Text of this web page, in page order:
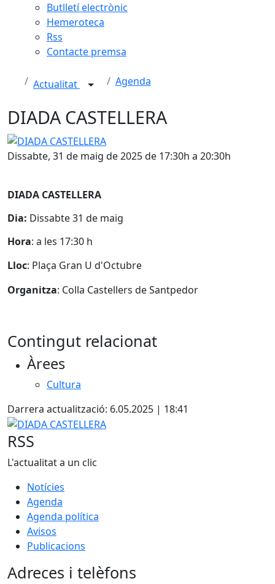
Butlletí electrònic
Hemeroteca
Rss
Contacte premsa
Actualitat Agenda
DIADA CASTELLERA
DIADA CASTELLERA
Dissabte, 31 de maig de 2025 de 17:30h a 20:30h
DIADA CASTELLERA
Dia: Dissabte 31 de maig
Hora: a les 17:30 h
Lloc: Plaça Gran U d'Octubre
Organitza: Colla Castellers de Santpedor
Contingut relacionat
Àrees
Cultura
Darrera actualització: 6.05.2025 | 18:41
DIADA CASTELLERA
RSS
L'actualitat a un clic
Notícies
Agenda
Agenda política
Avisos
Publicacions
Adreces i telèfons